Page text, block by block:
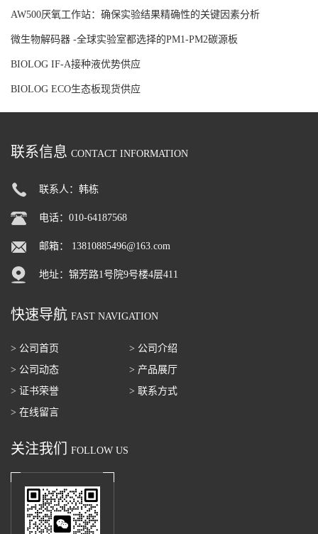
AW500厌氧工作站：确保实验结果精确性的关键因素分析
微生物解码器 -全球实验室都选择的PM1-PM2碳源板
BIOLOG IF-A接种液优势供应
BIOLOG ECO生态板现货供应
联系信息 CONTACT INFORMATION
联系人：韩栋
电话：010-64187568
邮箱： 13810885496@163.com
地址：锦芳路1号院9号楼4层411
快速导航 FAST NAVIGATION
> 公司首页
> 公司介绍
> 公司动态
> 产品展厅
> 证书荣誉
> 联系方式
> 在线留言
关注我们 FOLLOW US